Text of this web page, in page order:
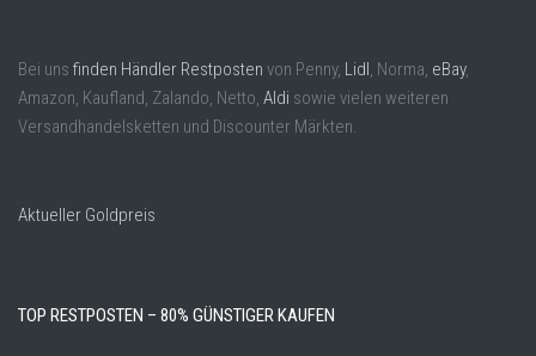
Bei uns finden Händler Restposten von Penny, Lidl , Norma, eBay,
Amazon, Kaufland, Zalando, Netto, Aldi sowie vielen weiteren
Versandhandelsketten und Discounter Märkten.
Aktueller Goldpreis
TOP RESTPOSTEN – 80% GÜNSTIGER KAUFEN